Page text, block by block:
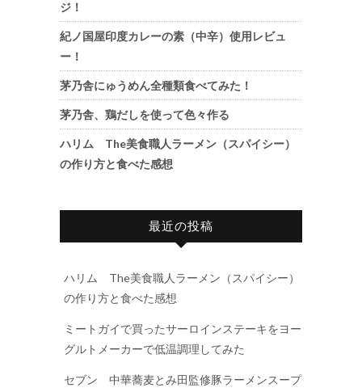
ジ！
紀ノ国屋印度カレーの素（中辛）使用レビュ
ー！
茅乃舎にゅうめん全種類食べてみた！
茅乃舎、鶏だしを使って色々作る
ハリム The美食職人ラーメン（スパイシー）
の作り方と食べた感想
最近の投稿
ハリム The美食職人ラーメン（スパイシー）
の作り方と食べた感想
ミートガイで買ったサーロインステーキをヨー
グルトメーカーで低温調理してみた
セブン 中華蕎麦とみ田監修豚ラーメンスープ